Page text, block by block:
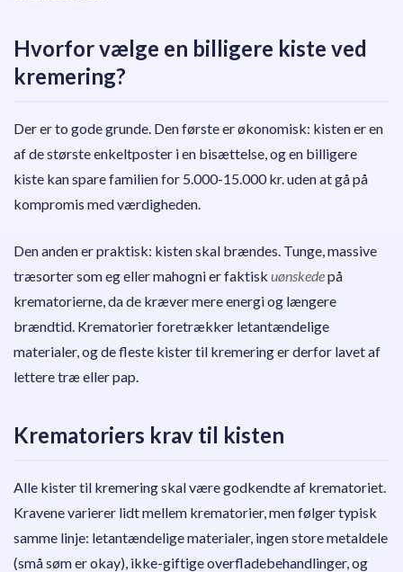
Er åbent farvel muligt med en simpel kiste?
Brug for hjælp til valg af kiste?
Skal du finde en bedemand?
Hvorfor vælge en billigere kiste ved
kremering?
Der er to gode grunde. Den første er økonomisk: kisten er en
af de største enkeltposter i en bisættelse, og en billigere
kiste kan spare familien for 5.000-15.000 kr. uden at gå på
kompromis med værdigheden.
Den anden er praktisk: kisten skal brændes. Tunge, massive
træsorter som eg eller mahogni er faktisk uønskedepå
krematorierne, da de kræver mere energi og længere
brændtid. Krematorier foretrækker letantændelige
materialer, og de fleste kister til kremering er derfor lavet af
lettere træ eller pap.
Krematoriers krav til kisten
Alle kister til kremering skal være godkendte af krematoriet.
Kravene varierer lidt mellem krematorier, men følger typisk
samme linje: letantændelige materialer, ingen store metaldele
(små søm er okay), ikke-giftige overfladebehandlinger, og